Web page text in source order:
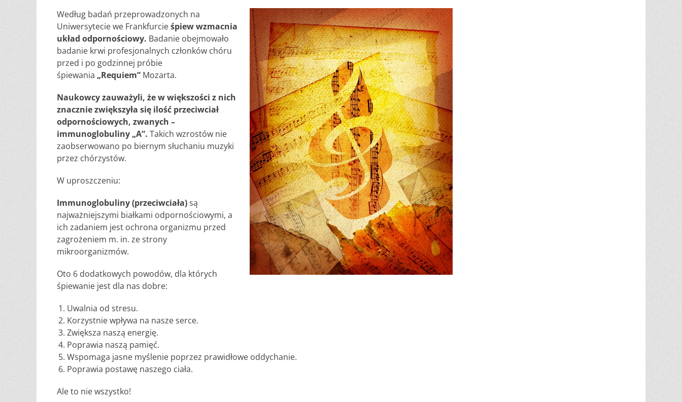
Według badań przeprowadzonych na
Uniwersytecie we Frankfurcieśpiew wzmacnia
układ odpornościowy. Badanie obejmowało
badanie krwi profesjonalnych członków chóru
przed i po godzinnej próbie
śpiewania „Requiem” Mozarta.
Naukowcy zauważyli, że w większości z nich
znacznie zwiększyła się ilość przeciwciał
odpornościowych, zwanych –
immunoglobuliny „A”. Takich wzrostów nie
zaobserwowano po biernym słuchaniu muzyki
przez chórzystów.
W uproszczeniu:
Immunoglobuliny (przeciwciała)są
najważniejszymi białkami odpornościowymi, a
ich zadaniem jest ochrona organizmu przed
zagrożeniem m. in. ze strony
mikroorganizmów.
Oto 6 dodatkowych powodów, dla których
śpiewanie jest dla nas dobre:
Uwalnia od stresu.
Korzystnie wpływa na nasze serce.
Zwiększa naszą energię.
Poprawia naszą pamięć.
Wspomaga jasne myślenie poprzez prawidłowe oddychanie.
Poprawia postawę naszego ciała.
Ale to nie wszystko!